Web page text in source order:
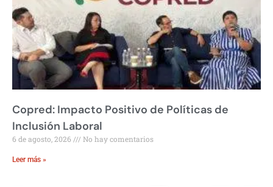
Copred: Impacto Positivo de Políticas de
Inclusión Laboral
6 de agosto, 2026 No hay comentarios
Leer más »